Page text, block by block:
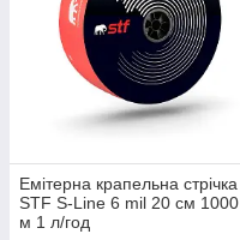
Емітерна крапельна стрічка
STF S-Line 6 mil 20 см 1000
м 1 л/год